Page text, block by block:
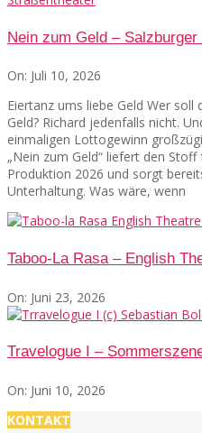
Nein zum Geld –
On: Juli 10, 2026
Eiertanz ums liebe Geld Wer
Geld? Richard jedenfalls nicht.
einmaligen Lottogewinn
„Nein zum Geld“ liefert den
Produktion 2026 und sorgt
Unterhaltung. Was wäre, wenn
Taboo-La Rasa – English
On: Juni 23, 2026
Travelogue I –
On: Juni 10, 2026
KONTAKT